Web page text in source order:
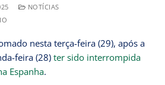
NOTÍCIAS
nesta terça-feira (29), após a
feira (28) ter sido interrompida
Espanha.